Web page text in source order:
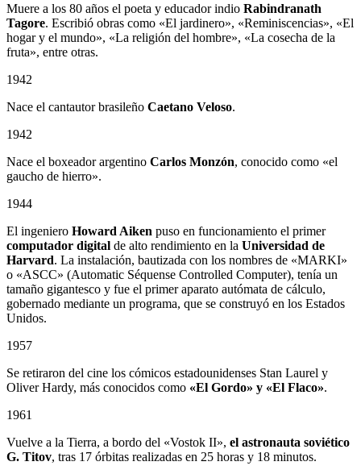
Muere a los 80 años el poeta y educador indio Rabindranath
Tagore. Escribió obras como «El jardinero», «Reminiscencias», «El
hogar y el mundo», «La religión del hombre», «La cosecha de la
fruta», entre otras.
1942
Nace el cantautor brasileño Caetano Veloso.
1942
Nace el boxeador argentino Carlos Monzón, conocido como «el
gaucho de hierro».
1944
El ingeniero Howard Aiken puso en funcionamiento el primer
computador digital de alto rendimiento en la Universidad de
Harvard. La instalación, bautizada con los nombres de «MARKI»
o «ASCC» (Automatic Séquense Controlled Computer), tenía un
tamaño gigantesco y fue el primer aparato autómata de cálculo,
gobernado mediante un programa, que se construyó en los Estados
Unidos.
1957
Se retiraron del cine los cómicos estadounidenses Stan Laurel y
Oliver Hardy, más conocidos como «El Gordo» y «El Flaco».
1961
Vuelve a la Tierra, a bordo del «Vostok II», el astronauta soviético
G. Titov, tras 17 órbitas realizadas en 25 horas y 18 minutos.